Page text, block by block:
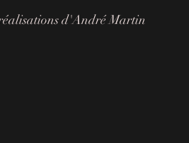
d'André Martin